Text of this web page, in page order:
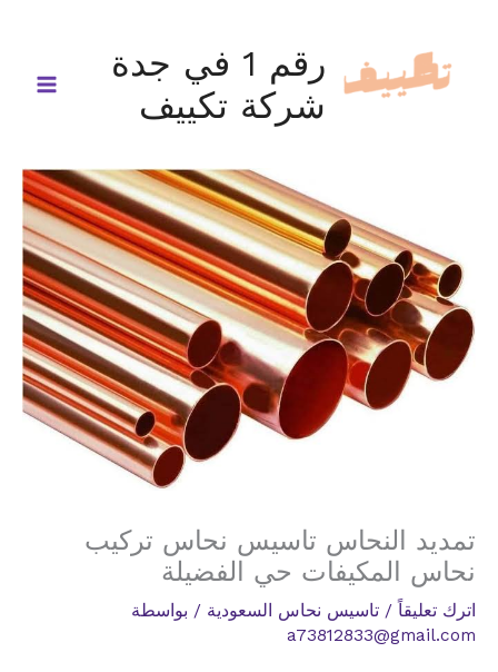
المحتوى
رقم 1 في جدة
شركة تكييف
تمديد النحاس تاسيس نحاس تركيب
نحاس المكيفات حي الفضيلة
اترك تعليقاً / تاسيس نحاس السعودية / بواسطة
a73812833@gmail.com